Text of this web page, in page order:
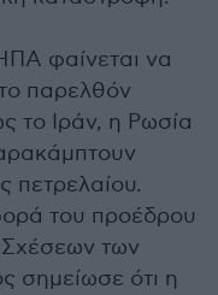
φαίνεται να
παρελθόν
το Ιράν, η Ρωσία
πετρελαίου.
του προέδρου
των
σημείωσε ότι η